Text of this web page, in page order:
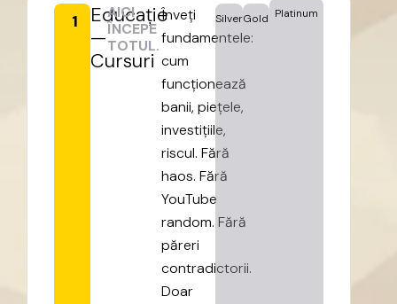
1
Educație
—
Cursuri
AICI
ÎNCEPE
TOTUL.
Înveți
fundamentele:
cum
funcționează
banii, piețele,
investițiile,
riscul. Fără
haos. Fără
YouTube
random. Fără
păreri
contradictorii.
Doar
SilverGold Platinum